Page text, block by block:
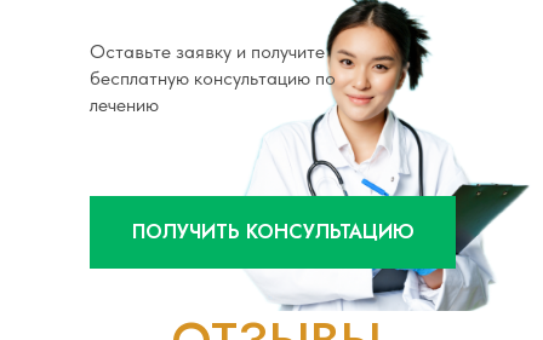
Оставьте заявку и получите
бесплатную консультацию по
лечению
ПОЛУЧИТЬ КОНСУЛЬТАЦИЮ